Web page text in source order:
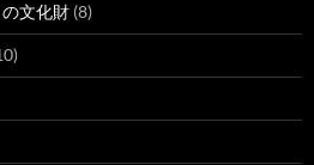
文化財 (8)